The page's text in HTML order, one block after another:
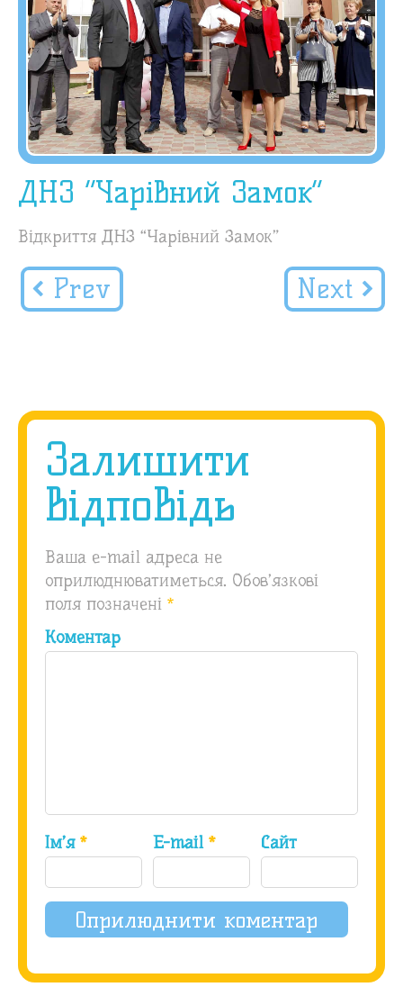
ДНЗ “Чарівний Замок”
Відкриття ДНЗ “Чарівний Замок”
Prev Next
Залишити
відповідь
Ваша e-mail адреса не
оприлюднюватиметься. Обов’язкові
поля позначені *
Коментар
Ім’я * E-mail* Сайт